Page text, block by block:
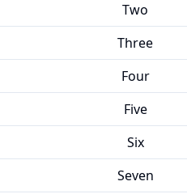
Two
Three
Four
Five
Six
Seven